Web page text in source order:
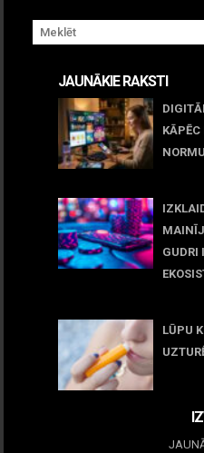
JAUNĀKIE RAKSTI
KĀPĒC
GUDRI
LŪPU